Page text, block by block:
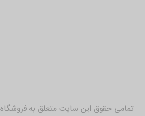
تمامی حقوق این سایت متعلق به